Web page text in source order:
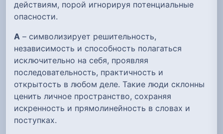
действиям, порой игнорируя потенциальные
опасности.
А – символизирует решительность,
независимость и способность полагаться
исключительно на себя, проявляя
последовательность, практичность и
открытость в любом деле. Такие люди склонны
ценить личное пространство, сохраняя
искренность и прямолинейность в словах и
поступках.